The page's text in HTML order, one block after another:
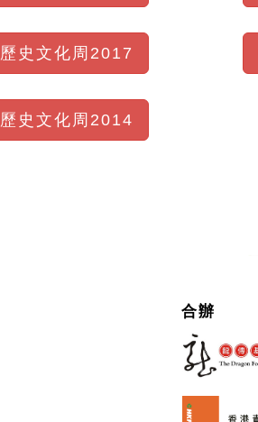
史文化周2017
史文化周2014
合辦